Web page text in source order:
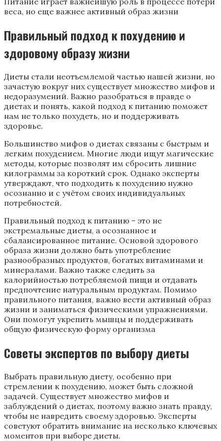
веса, но еще важнее активный образ жизни
Правильный подход к похудению и
здоровому образу жизни
Диеты стали неотъемлемой частью нашей жизни, но
зачастую вокруг них существует множество мифов и
недоразумений. Важно разобраться в правде о
диетах и понять, какой подход к питанию поможет
нам не только похудеть, но и поддерживать
здоровье.
Большинство мифов о диетах связаны с быстрым и
легким похудением. Многие люди ищут магические
методы, которые позволят им сбросить лишние
килограммы за короткий срок. Однако эксперты
утверждают, что подходить к похудению нужно
осознанно и с учётом своих индивидуальных
потребностей.
Правильный подход к питанию – это не
экстремальные диеты, а осознанное и
сбалансированное питание. Основой здорового
образа жизни должно быть употребление
разнообразных продуктов, богатых витаминами и
минералами. Важно также следить за
калорийностью потребляемой пищи и отдавать
предпочтение натуральным продуктам. Помимо
правильного питания, важно вести активный образ
жизни и заниматься физическими упражнениями.
Они помогут укрепить мышцы и поддерживать
общую физическую форму организма
Советы экспертов по выбору диеты
Выбрать правильную диету, особенно при
стремлении к похудению, может быть сложной
задачей. Существует множество мифов и
заблуждений о диетах, поэтому важно знать правду,
чтобы не навредить своему здоровью. Эксперты
советуют обратить внимание на несколько ключевых
моментов при выборе диеты.